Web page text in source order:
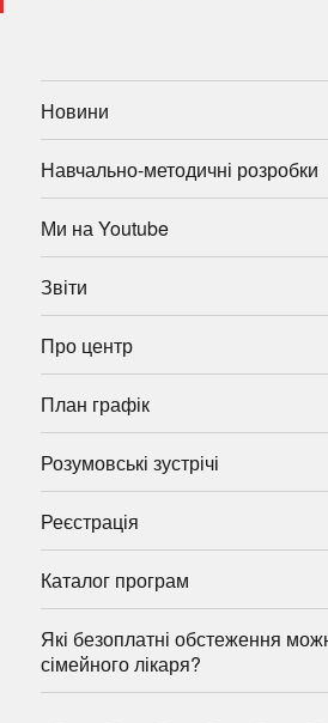
Новини
Навчально-методичні розробки
Ми на Youtube
Звіти
Про центр
План графік
Розумовські зустрічі
Реєстрація
Каталог програм
Які безоплатні обстеження
сімейного лікаря?